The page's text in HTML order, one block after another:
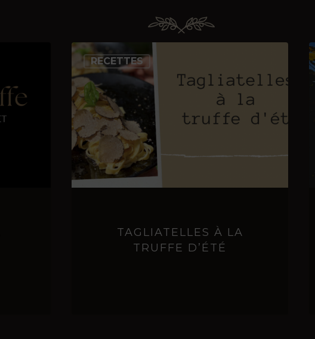
RECETTES
la
d’été
TAGLIATELLES À LA
TRUFFE D’ÉTÉ